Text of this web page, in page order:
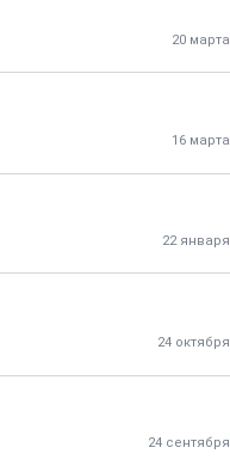
20 марта
16 марта
22 января
24 октября
24 сентября